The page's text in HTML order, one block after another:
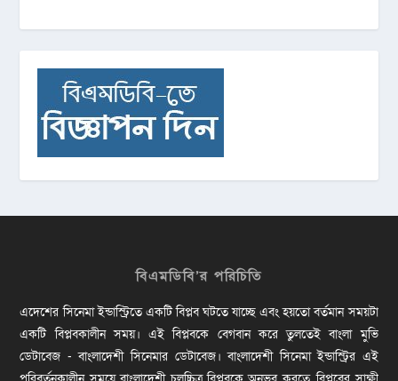
বিএমডিবি’র পরিচিতি
এদেশের সিনেমা ইন্ডাস্ট্রিতে একটি বিপ্লব ঘটতে যাচ্ছে এবং হয়তো বর্তমান সময়টা
একটি বিপ্লবকালীন সময়। এই বিপ্লবকে বেগবান করে তুলতেই বাংলা মুভি
ডেটাবেজ - বাংলাদেশী সিনেমার ডেটাবেজ। বাংলাদেশী সিনেমা ইন্ডাস্ট্রির এই